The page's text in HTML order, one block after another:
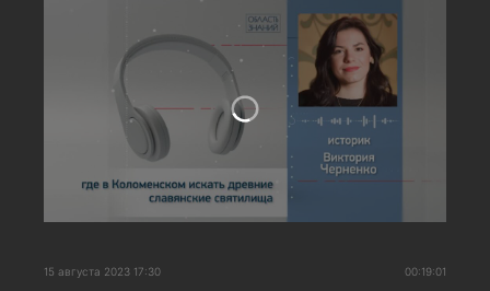
15 августа 2023 17:30 00:19:01